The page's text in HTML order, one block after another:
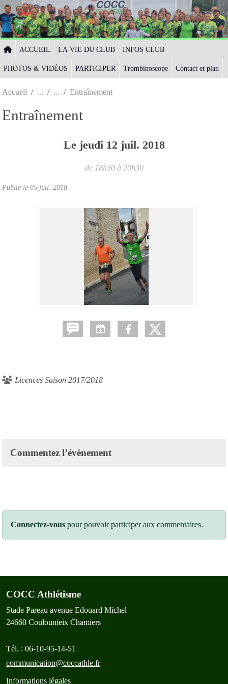
ACCUEIL LA VIE DU CLUB INFOS CLUB
PHOTOS & VIDÉOS PARTICIPER Trombinoscope Contact et plan
Accueil Entraînement
Entraînement
Le jeudi 12 juil. 2018
de 18h30 à 20h30
Publié le 05 juil. 2018
Licences Saison 2017/2018
Commentez l’évènement
Connectez-vous pour pouvoir participer aux commentaires.
COCC Athlétisme
Stade Pareau avenue Edouard Michel
24660 Coulounieix Chamiers
Tél. : 06-10-95-14-51
communication@coccathle.fr
Informations légales
Panneau de gestion des cookies